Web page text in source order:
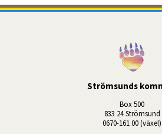
Strömsunds
Box 500
833 24 Strömsund
0670-161 00 (växel)